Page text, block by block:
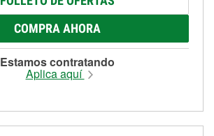
COMPRA AHORA
Estamos contratando
Aplica aquí